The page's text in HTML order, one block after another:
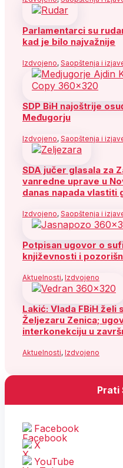
Parlamentarci su
kad je bilo najvažnije
Izdvojeno, Saopštenja i
SDP BiH najoštrije
Međugorju
Izdvojeno, Saopštenja i
SDA jučer glasala za
vanredne uprave u
danas napada vlastiti
Izdvojeno, Saopštenja i
Potpisan ugovor o
književnosti i
Aktuelnosti, Izdvojeno
Lakić: Vlada FBiH
Željezaru Zenica;
interkonekciju u
Aktuelnosti, Izdvojeno
Prati
Facebook
X
YouTube